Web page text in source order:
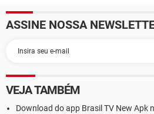
ASSINE NOSSA
VEJA TAMBÉM
Download do app Brasil TV New Apk